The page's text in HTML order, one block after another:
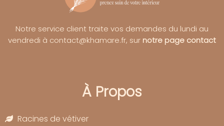
Notre service client traite vos demandes du lundi au
vendredi à contact@khamare.fr, sur notre page contact
À Propos
Racines de vétiver